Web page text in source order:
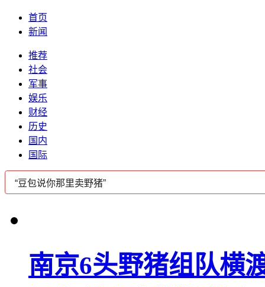
首页
新闻
推荐
社会
军事
娱乐
财经
历史
国内
国际
南京6头野猪组队横